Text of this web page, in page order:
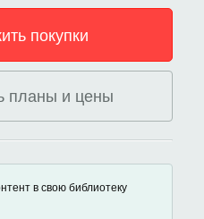
покупки
планы и цены
в свою библиотеку